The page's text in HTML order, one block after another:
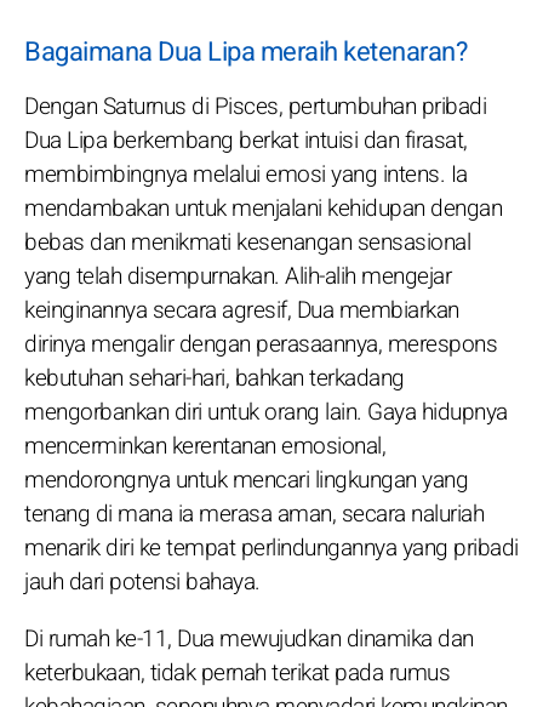
Bagaimana Dua Lipa meraih ketenaran?
Dengan Saturnus di Pisces, pertumbuhan pribadi
Dua Lipa berkembang berkat intuisi dan firasat,
membimbingnya melalui emosi yang intens. Ia
mendambakan untuk menjalani kehidupan dengan
bebas dan menikmati kesenangan sensasional
yang telah disempurnakan. Alih-alih mengejar
keinginannya secara agresif, Dua membiarkan
dirinya mengalir dengan perasaannya, merespons
kebutuhan sehari-hari, bahkan terkadang
mengorbankan diri untuk orang lain. Gaya hidupnya
mencerminkan kerentanan emosional,
mendorongnya untuk mencari lingkungan yang
tenang di mana ia merasa aman, secara naluriah
menarik diri ke tempat perlindungannya yang pribadi
jauh dari potensi bahaya.
Di rumah ke-11, Dua mewujudkan dinamika dan
keterbukaan, tidak pernah terikat pada rumus